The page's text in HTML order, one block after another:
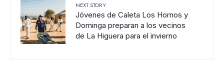
NEXT STORY
Jóvenes de Caleta Los Hornos y
Dominga preparan a los vecinos
de La Higuera para el invierno